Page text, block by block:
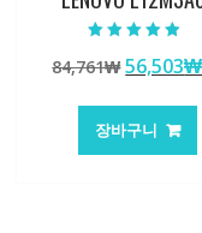
5.00
로 평가됨
84,761₩원
가
격:
56,503₩
장바구니